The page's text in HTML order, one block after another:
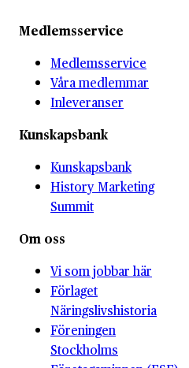
Medlemsservice
Medlemsservice
Våra medlemmar
Inleveranser
Kunskapsbank
Kunskapsbank
History Marketing
Summit
Om oss
Vi som jobbar här
Förlaget
Näringslivshistoria
Föreningen
Stockholms